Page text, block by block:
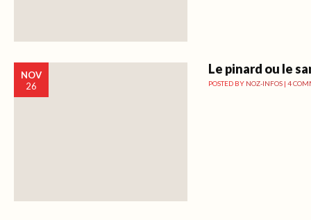
NOV
26
Le pinard ou le
POSTED BY NOZ-INFOS | 4